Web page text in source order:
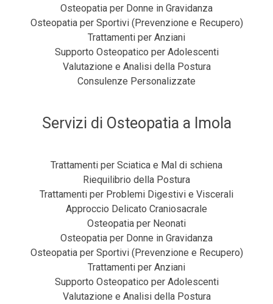
Osteopatia per Donne in Gravidanza
Osteopatia per Sportivi (Prevenzione e Recupero)
Trattamenti per Anziani
Supporto Osteopatico per Adolescenti
Valutazione e Analisi della Postura
Consulenze Personalizzate
Servizi di Osteopatia a Imola
Trattamenti per Sciatica e Mal di schiena
Riequilibrio della Postura
Trattamenti per Problemi Digestivi e Viscerali
Approccio Delicato Craniosacrale
Osteopatia per Neonati
Osteopatia per Donne in Gravidanza
Osteopatia per Sportivi (Prevenzione e Recupero)
Trattamenti per Anziani
Supporto Osteopatico per Adolescenti
Valutazione e Analisi della Postura